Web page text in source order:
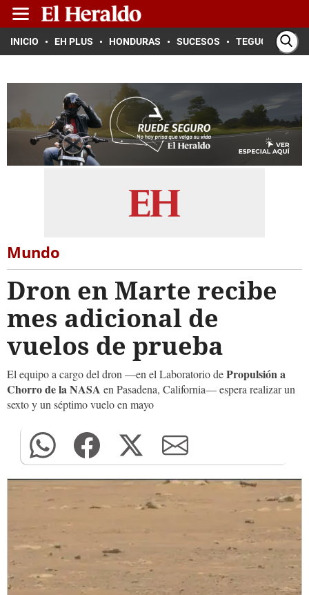
INICIO EH PLUS HONDURAS SUCESOS TEGUCIGALPA
Mundo
Dron en Marte recibe
mes adicional de
vuelos de prueba
El equipo a cargo del dron —en el Laboratorio dePropulsión a
Chorro de la NASA en Pasadena, California— espera realizar un
sexto y un séptimo vuelo en mayo